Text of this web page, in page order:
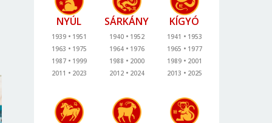
NYÚL
1939
1951
1963
1975
1987
1999
2011
2023
SÁRKÁNY
1940
1952
1964
1976
1988
2000
2012
2024
KÍGYÓ
1941
1953
1965
1977
1989
2001
2013
2025